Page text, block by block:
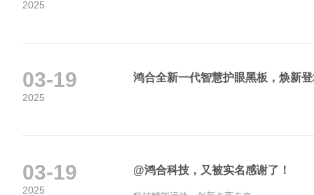
2025
03-19
2025
鸿合全新一代智慧护眼黑板，焕新
03-19
2025
@鸿合科技，又被实名感谢了！